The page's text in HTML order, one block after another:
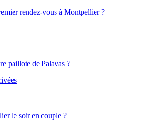
rendez-vous à Montpellier ?
paillote de Palavas ?
le soir en couple ?